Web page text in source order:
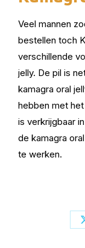
Veel mannen
bestellen toch
verschillende
jelly. De pil is
kamagra oral
hebben met
is verkrijgbaar
de kamagra
te werken.